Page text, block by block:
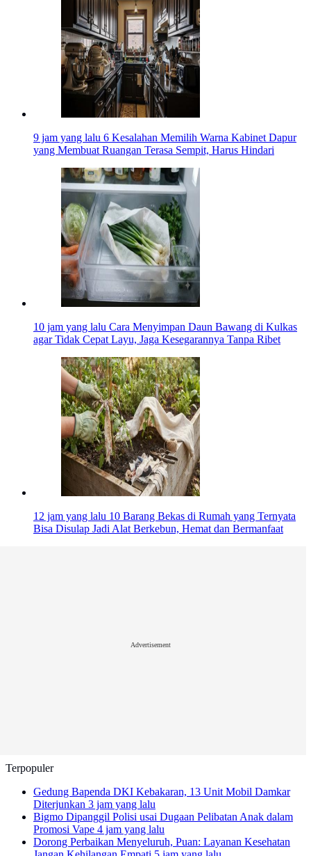
9 jam yang lalu 6 Kesalahan Memilih Warna Kabinet Dapur
yang Membuat Ruangan Terasa Sempit, Harus Hindari
10 jam yang lalu Cara Menyimpan Daun Bawang di Kulkas
agar Tidak Cepat Layu, Jaga Kesegarannya Tanpa Ribet
12 jam yang lalu 10 Barang Bekas di Rumah yang Ternyata
Bisa Disulap Jadi Alat Berkebun, Hemat dan Bermanfaat
Advertisement
Terpopuler
Gedung Bapenda DKI Kebakaran, 13 Unit Mobil Damkar
Diterjunkan 3 jam yang lalu
Bigmo Dipanggil Polisi usai Dugaan Pelibatan Anak dalam
Promosi Vape 4 jam yang lalu
Dorong Perbaikan Menyeluruh, Puan: Layanan Kesehatan